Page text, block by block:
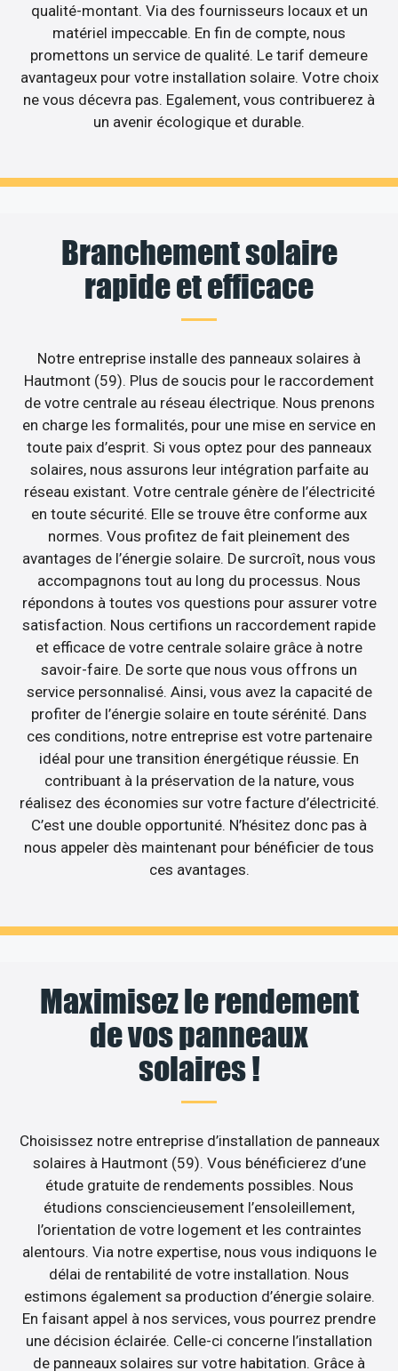
qualité-montant. Via des fournisseurs locaux et un
matériel impeccable. En fin de compte, nous
promettons un service de qualité. Le tarif demeure
avantageux pour votre installation solaire. Votre choix
ne vous décevra pas. Egalement, vous contribuerez à
un avenir écologique et durable.
Branchement solaire
rapide et efficace
Notre entreprise installe des panneaux solaires à
Hautmont (59). Plus de soucis pour le raccordement
de votre centrale au réseau électrique. Nous prenons
en charge les formalités, pour une mise en service en
toute paix d’esprit. Si vous optez pour des panneaux
solaires, nous assurons leur intégration parfaite au
réseau existant. Votre centrale génère de l’électricité
en toute sécurité. Elle se trouve être conforme aux
normes. Vous profitez de fait pleinement des
avantages de l’énergie solaire. De surcroît, nous vous
accompagnons tout au long du processus. Nous
répondons à toutes vos questions pour assurer votre
satisfaction. Nous certifions un raccordement rapide
et efficace de votre centrale solaire grâce à notre
savoir-faire. De sorte que nous vous offrons un
service personnalisé. Ainsi, vous avez la capacité de
profiter de l’énergie solaire en toute sérénité. Dans
ces conditions, notre entreprise est votre partenaire
idéal pour une transition énergétique réussie. En
contribuant à la préservation de la nature, vous
réalisez des économies sur votre facture d’électricité.
C’est une double opportunité. N’hésitez donc pas à
nous appeler dès maintenant pour bénéficier de tous
ces avantages.
Maximisez le rendement
de vos panneaux
solaires !
Choisissez notre entreprise d’installation de panneaux
solaires à Hautmont (59). Vous bénéficierez d’une
étude gratuite de rendements possibles. Nous
étudions consciencieusement l’ensoleillement,
l’orientation de votre logement et les contraintes
alentours. Via notre expertise, nous vous indiquons le
délai de rentabilité de votre installation. Nous
estimons également sa production d’énergie solaire.
En faisant appel à nos services, vous pourrez prendre
une décision éclairée. Celle-ci concerne l’installation
de panneaux solaires sur votre habitation. Grâce à